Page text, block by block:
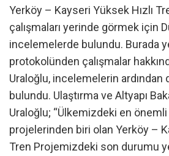
Yerköy – Kayseri Yüksek Hızlı
çalışmaları yerinde görmek için
incelemelerde bulundu. Burada
protokolünden çalışmalar
Uraloğlu, incelemelerin
bulundu. Ulaştırma ve Altyapı
Uraloğlu; “Ülkemizdeki en
projelerinden biri olan Yerköy –
Tren Projemizdeki son durumu